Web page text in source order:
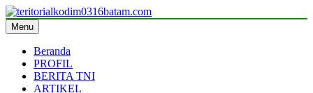
Skip
to
content
teritorialkodim0316batam.com
teritoriakkodimo0316batam
Menu
Beranda
PROFIL
BERITA TNI
ARTIKEL